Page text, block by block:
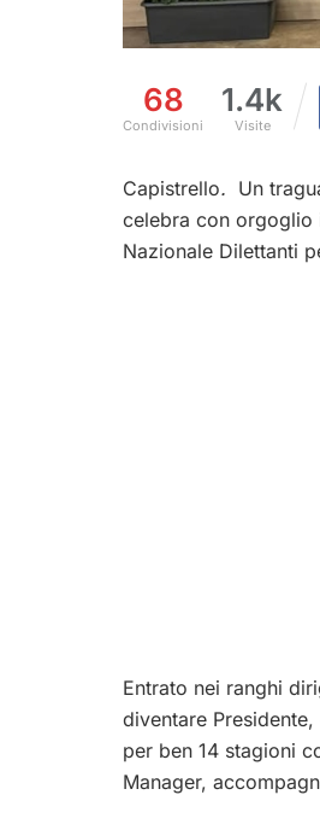
68
Condivisioni
1.4k
Visite
Capistrello. Un
celebra con orgoglio
Nazionale Dilettanti
Entrato nei ranghi
diventare
per ben 14 stagioni
Manager,